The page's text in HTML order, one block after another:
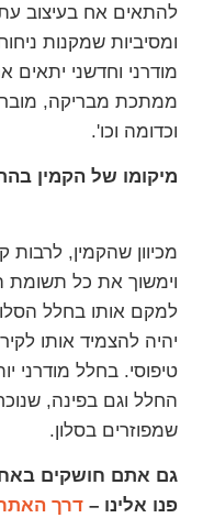
להתאים אח בעיצוב
ומסיביות שמקנות
מודרני וחדשני יתאים
ממתכת מבריקה,
וכדומה וכו'.
מיקומו של הקמין
מכיוון שהקמין, לרבות
וימשוך את כל תשומת
למקם אותו בחלל
יהיה להצמיד אותו
טיפוסי. בחלל מודרני
החלל וגם בפינה,
שמפוזרים בסלון.
גם אתם חושקים
פנו אלינו –דרך